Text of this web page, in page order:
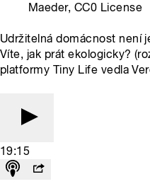
Maeder, CC0 License
Udržitelná domácnost není
Víte, jak prát ekologicky?
platformy Tiny Life vedla
19:15